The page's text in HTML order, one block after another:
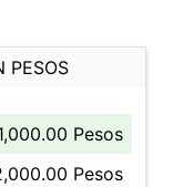
PESOS
Pesos
Pesos